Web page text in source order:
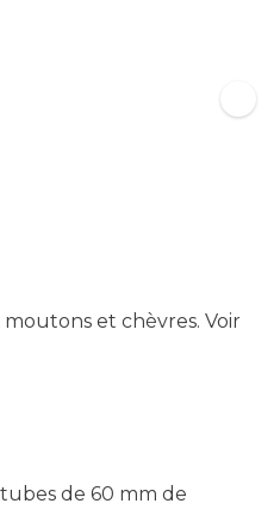
et chèvres. Voir
de 60 mm de